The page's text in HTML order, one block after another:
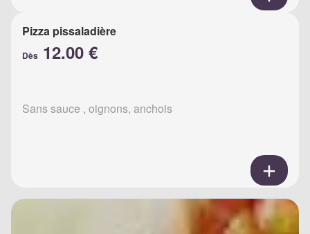
Pizza pissaladière
Dès 12.00 €
Sans sauce , oignons, anchois